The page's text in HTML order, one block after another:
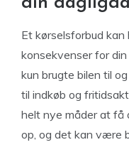
Et kørselsforbud
konsekvenser for
kun brugte bilen til
til indkøb og
helt nye måder at få
op, og det kan være